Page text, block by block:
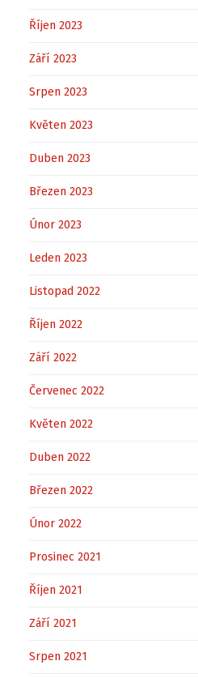
Říjen 2023
Září 2023
Srpen 2023
Květen 2023
Duben 2023
Březen 2023
Únor 2023
Leden 2023
Listopad 2022
Říjen 2022
Září 2022
Červenec 2022
Květen 2022
Duben 2022
Březen 2022
Únor 2022
Prosinec 2021
Říjen 2021
Září 2021
Srpen 2021